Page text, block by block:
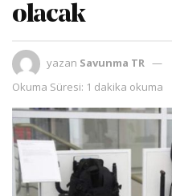
olacak
yazan Savunma TR
Okuma Süresi: 1 dakika okuma